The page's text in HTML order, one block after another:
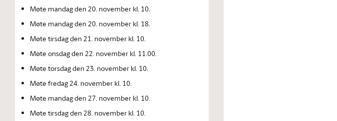
Møte mandag den 20. november kl. 10.
Møte mandag den 20. november kl. 18.
Møte tirsdag den 21. november kl. 10.
Møte onsdag den 22. november kl. 11.00.
Møte torsdag den 23. november kl. 10.
Møte fredag 24. november kl. 10.
Møte mandag den 27. november kl. 10.
Møte tirsdag den 28. november kl. 10.